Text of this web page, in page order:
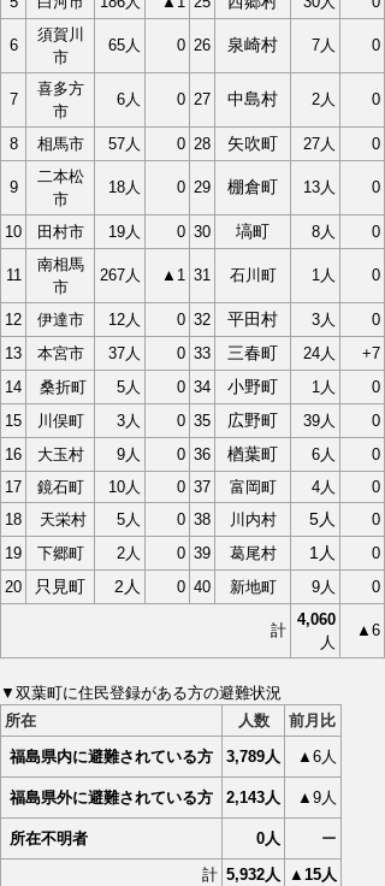
6
須賀川
市
65人 0 26 泉崎村 7人 0
7
喜多方
市
6人 0 27 中島村 2人 0
8 相馬市 57人 0 28 矢吹町 27人 0
9
二本松
市
18人 0 29 棚倉町 13人 0
10 田村市 19人 0 30 塙町 8人 0
11
南相馬
市
267人 ▲1 31 石川町 1人 0
12 伊達市 12人 0 32 平田村 3人
0
13
本宮市 37人 0 33 三春町 24人
+7
14
桑折町 5人 0 34 小野町 1人
0
15
川俣町 3人 0 35 広野町 39人
0
16
大玉村 9人 0 36 楢葉町 6人
0
17
鏡石町 10人 0 37 富岡町 4人
0
18
天栄村 5人 0 38 川内村 5人
0
19
下郷町 2人 0 39 葛尾村 1人
0
20
只見町 2人 0 40 新地町 9人 0
計
4,060
人
▲6
▼双葉町に住民登録がある方の避難状況
所在
人数
前月比
福島県内に避難されている方
3,789人 ▲6人
福島県外に避難されている方 2,143人 ▲9人
所在不明者 0人
ー
計 5,932人 ▲15人